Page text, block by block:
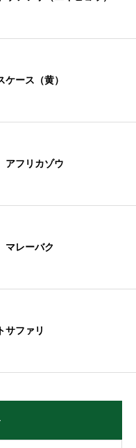
ケース（黄）
フリカゾウ
レーバク
サファリ